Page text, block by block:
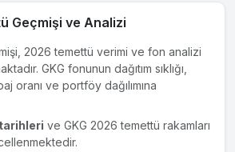
Geçmişi ve Analizi
2026 temettü verimi ve fon analizi
GKG fonunun dağıtım sıklığı,
oranı ve portföy dağılımına
ve GKG 2026 temettü rakamları